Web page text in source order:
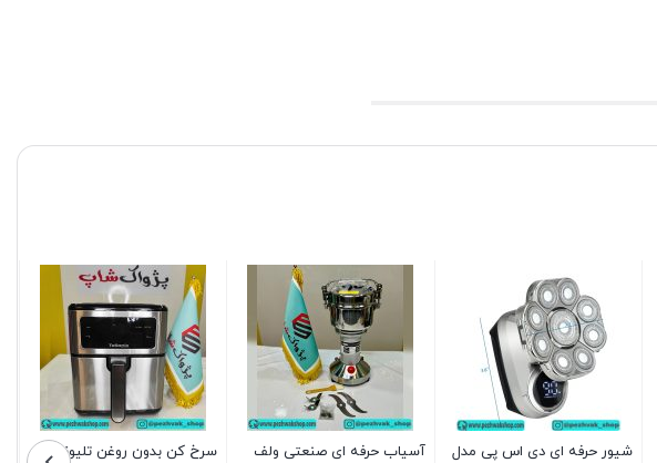
شیور حرفه ای دی اس پی مدل
آسیاب حرفه ای صنعتی ولف
سرخ کن بدون روغن تلیونیکس